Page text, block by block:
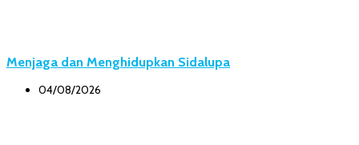
Menjaga dan Menghidupkan Sidalupa
04/08/2026